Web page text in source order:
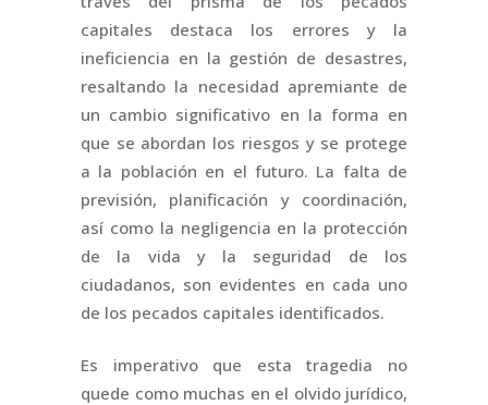
capitales destaca los errores y la
ineficiencia en la gestión de desastres,
resaltando la necesidad apremiante de
un cambio significativo en la forma en
que se abordan los riesgos y se protege
a la población en el futuro. La falta de
previsión, planificación y coordinación,
así como la negligencia en la protección
de la vida y la seguridad de los
ciudadanos, son evidentes en cada uno
de los pecados capitales identificados.
Es imperativo que esta tragedia no
quede como muchas en el olvido jurídico,